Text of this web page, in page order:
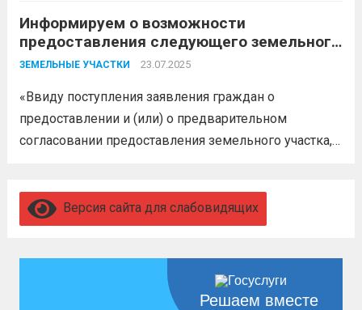
Информируем о возможности
предоставления следующего земельного
участка
ЗЕМЕЛЬНЫЕ УЧАСТКИ 23.07.2025
«Ввиду поступления заявления граждан о
предоставлении и (или) о предварительном
согласовании предоставления земельного участка,
Краснодарского края в соответствии с пп. 1 п. 1 ст.
39.18 ЗК РФ информирует о возможности
Версия сайта для слабовидящих
Решаем вместе